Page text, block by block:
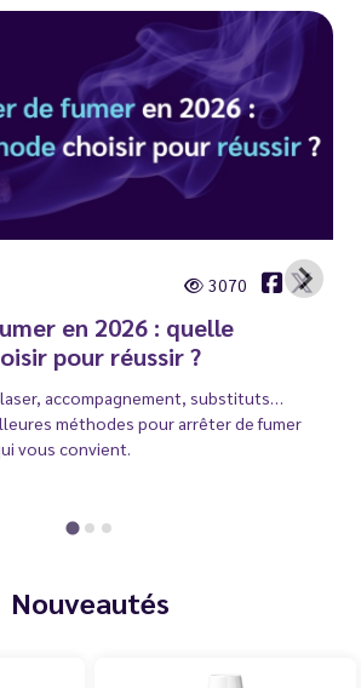
3070
en 2026 : quelle
pour réussir ?
accompagnement, substituts…
méthodes pour arrêter de fumer
vous convient.
Nouveautés